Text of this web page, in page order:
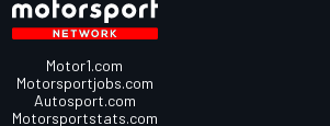
Motor1.com
Motorsportjobs.com
Autosport.com
Motorsportstats.com